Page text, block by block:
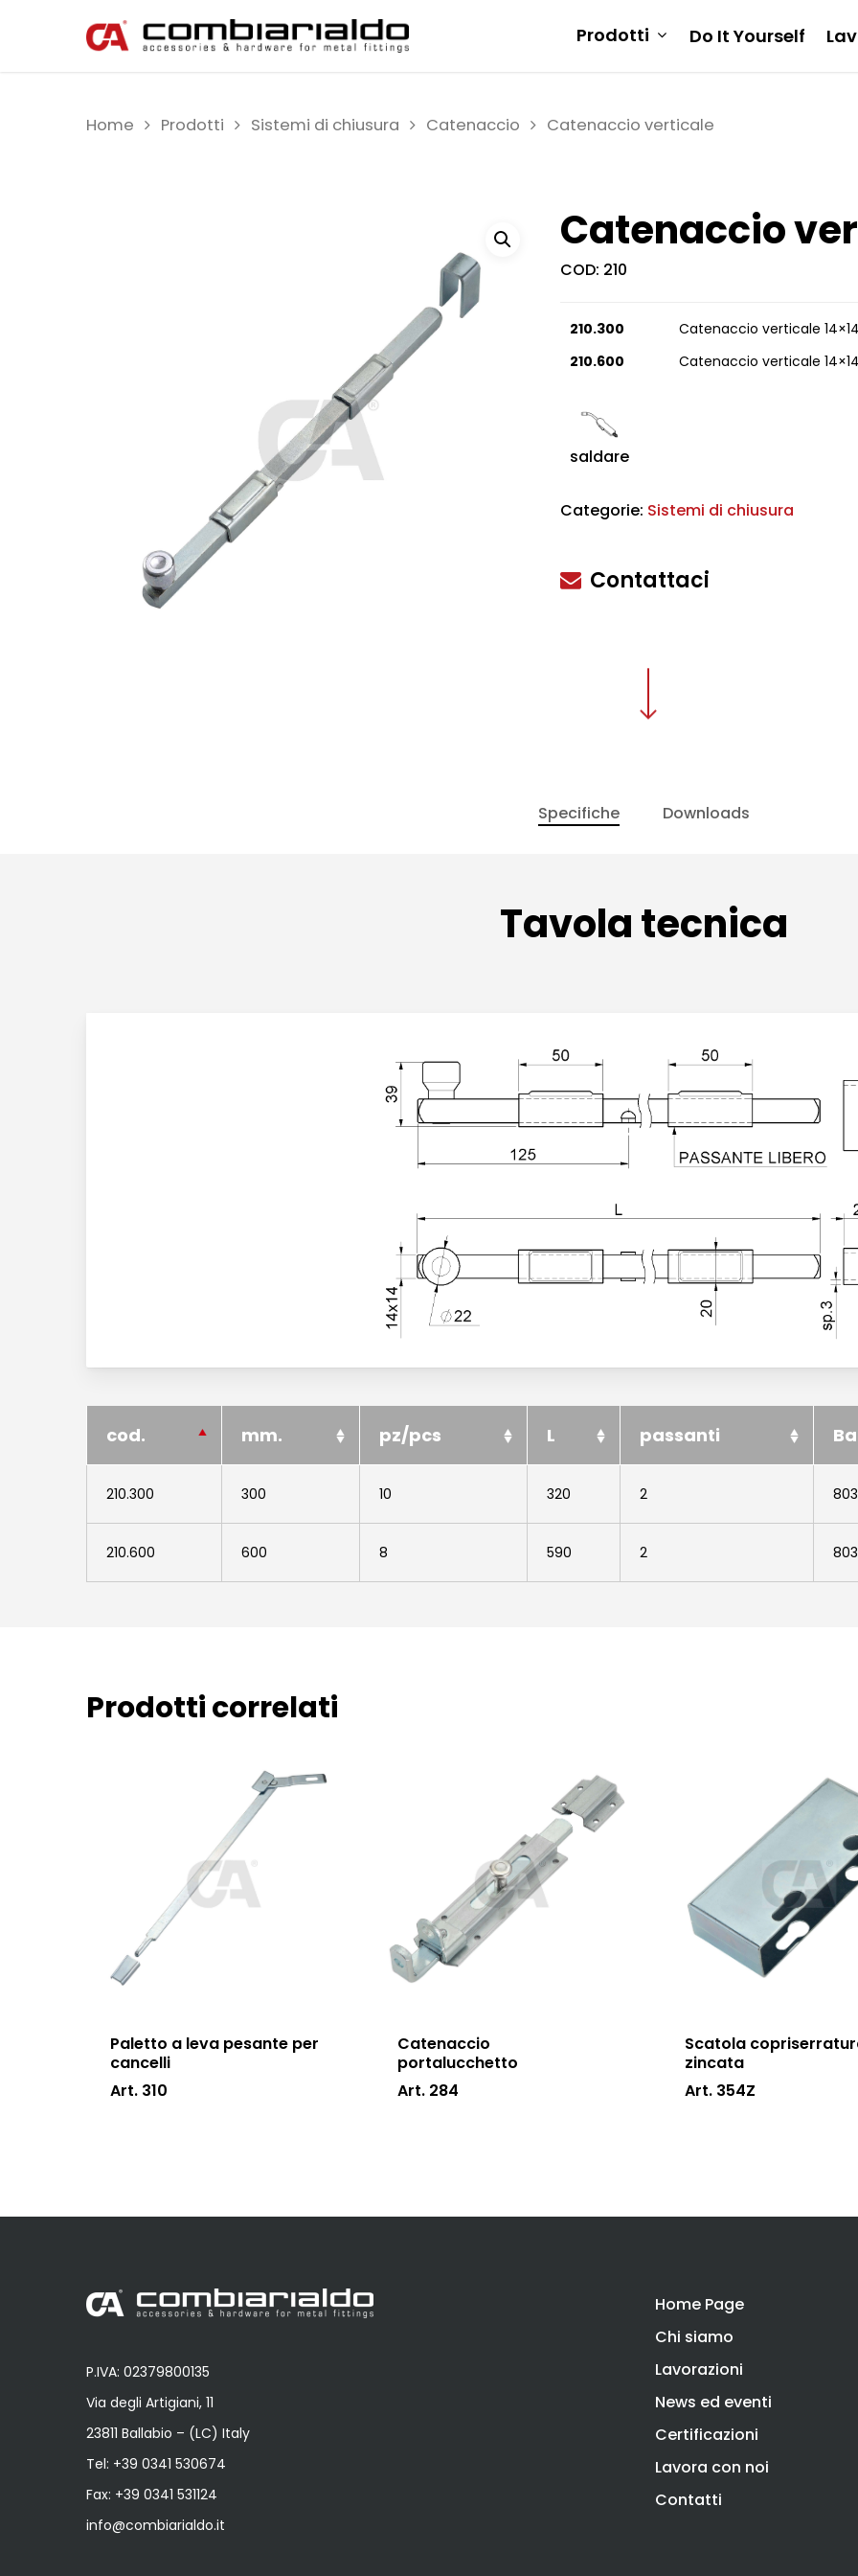
Premi invio per cercare o ESC per uscire
Prodotti Do It Yourself
Home Prodotti Sistemi di chiusura Catenaccio Catenaccio verticale
Catenaccio
COD: 210
210.300
Catenaccio verticale
210.600
Catenaccio verticale
saldare
Categorie: Sistemi di chiusura
Contattaci
Specifiche Downloads
Tavola tecnica
cod. mm. pz/pcs L passanti
210.300 300 10 320 2
210.600 600 8 590 2
Prodotti correlati
Paletto a leva pesante per
cancelli
Art. 310
Catenaccio
portalucchetto
Art. 284
Scatola
zincata
Art. 354Z
P.IVA: 02379800135
Via degli Artigiani, 11
23811 Ballabio – (LC) Italy
Tel: +39 0341 530674
Fax: +39 0341 531124
info@combiarialdo.it
Home Page
Chi siamo
Lavorazioni
News ed eventi
Certificazioni
Lavora con noi
Contatti